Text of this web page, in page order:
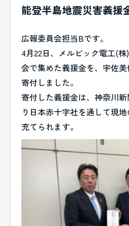
能登半島地震災害義援
広報委員会担当Bです。
4月22日、メルビック電工(
会で集めた義援金を、宇佐美
寄付しました。
寄付した義援金は、神奈川
り日本赤十字社を通して現
充てられます。